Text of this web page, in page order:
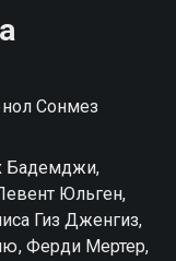
Сонмез
Бадемджи,
Юльген,
Гиз Дженгиз,
Ферди Мертер,